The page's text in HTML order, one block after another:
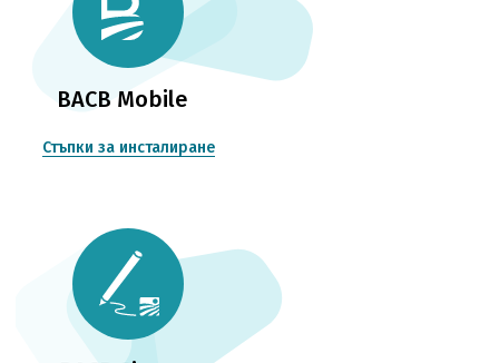
BACB Mobile
Стъпки за инсталиране